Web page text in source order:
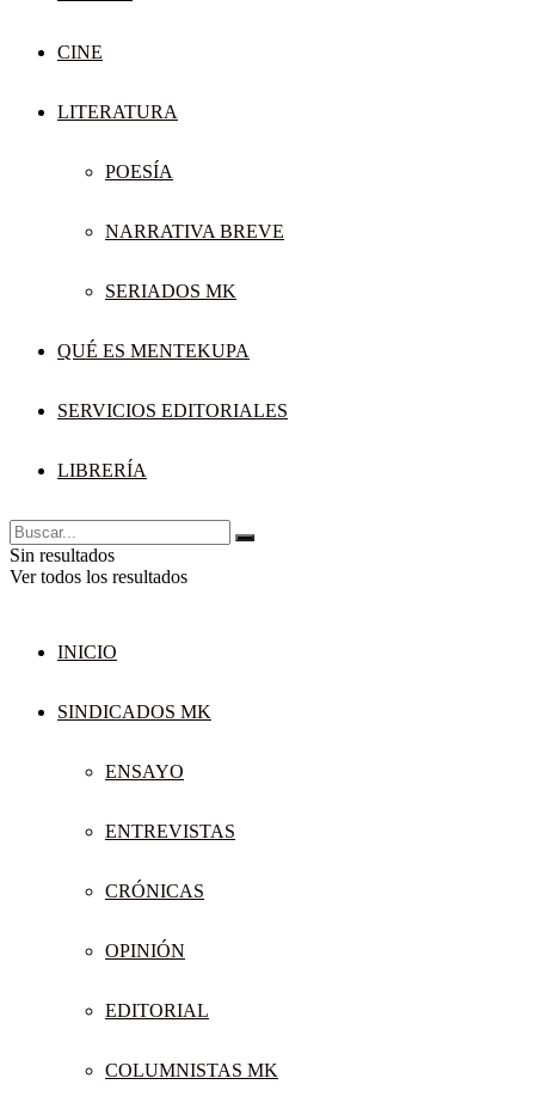
CINE
LITERATURA
POESÍA
NARRATIVA BREVE
SERIADOS MK
QUÉ ES MENTEKUPA
SERVICIOS EDITORIALES
LIBRERÍA
Sin resultados
Ver todos los resultados
INICIO
SINDICADOS MK
ENSAYO
ENTREVISTAS
CRÓNICAS
OPINIÓN
EDITORIAL
COLUMNISTAS MK